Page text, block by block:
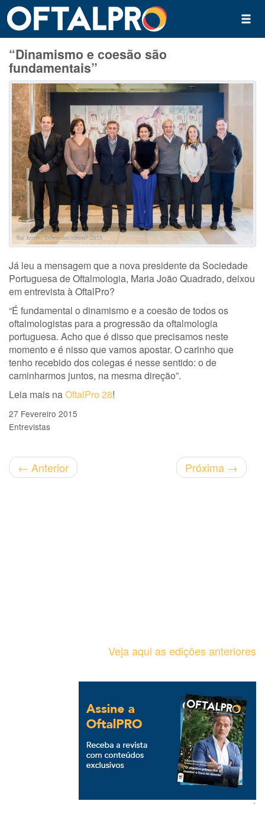
“Dinamismo e coesão são
fundamentais”
Já leu a mensagem que a nova presidente da Sociedade
Portuguesa de Oftalmologia, Maria João Quadrado, deixou
em entrevista à OftalPro?
“É fundamental o dinamismo e a coesão de todos os
oftalmologistas para a progressão da oftalmologia
portuguesa. Acho que é disso que precisamos neste
momento e é nisso que vamos apostar. O carinho que
tenho recebido dos colegas é nesse sentido: o de
caminharmos juntos, na mesma direção”.
Leia mais naOftalPro 28!
27 Fevereiro 2015
Entrevistas
← Anterior Próxima →
Veja aqui as edições anteriores
`